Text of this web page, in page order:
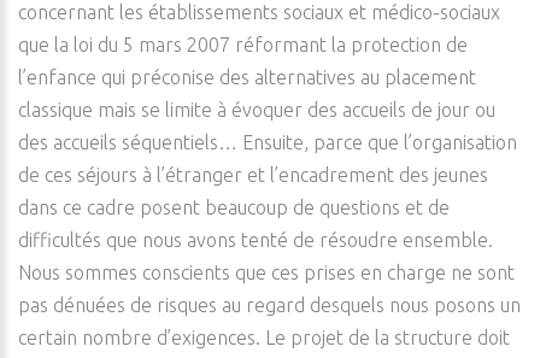
concernant les établissements sociaux et médico-sociaux
que la loi du 5 mars 2007 réformant la protection de
l’enfance qui préconise des alternatives au placement
classique mais se limite à évoquer des accueils de jour ou
des accueils séquentiels… Ensuite, parce que l’organisation
de ces séjours à l’étranger et l’encadrement des jeunes
dans ce cadre posent beaucoup de questions et de
difficultés que nous avons tenté de résoudre ensemble.
Nous sommes conscients que ces prises en charge ne sont
pas dénuées de risques au regard desquels nous posons un
certain nombre d’exigences. Le projet de la structure doit